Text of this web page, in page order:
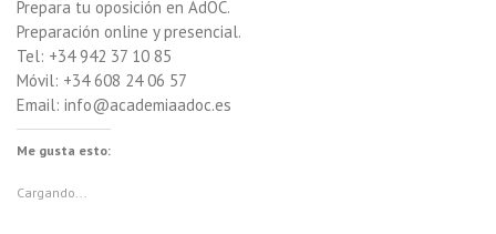
Prepara tu oposición en AdOC.
Preparación online y presencial.
Tel: +34 942 37 10 85
Móvil: +34 608 24 06 57
Email: info@academiaadoc.es
Me gusta esto:
Cargando...